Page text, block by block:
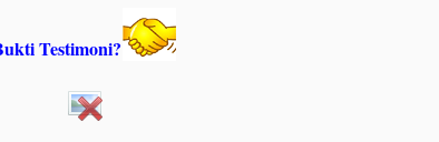
Testimoni?